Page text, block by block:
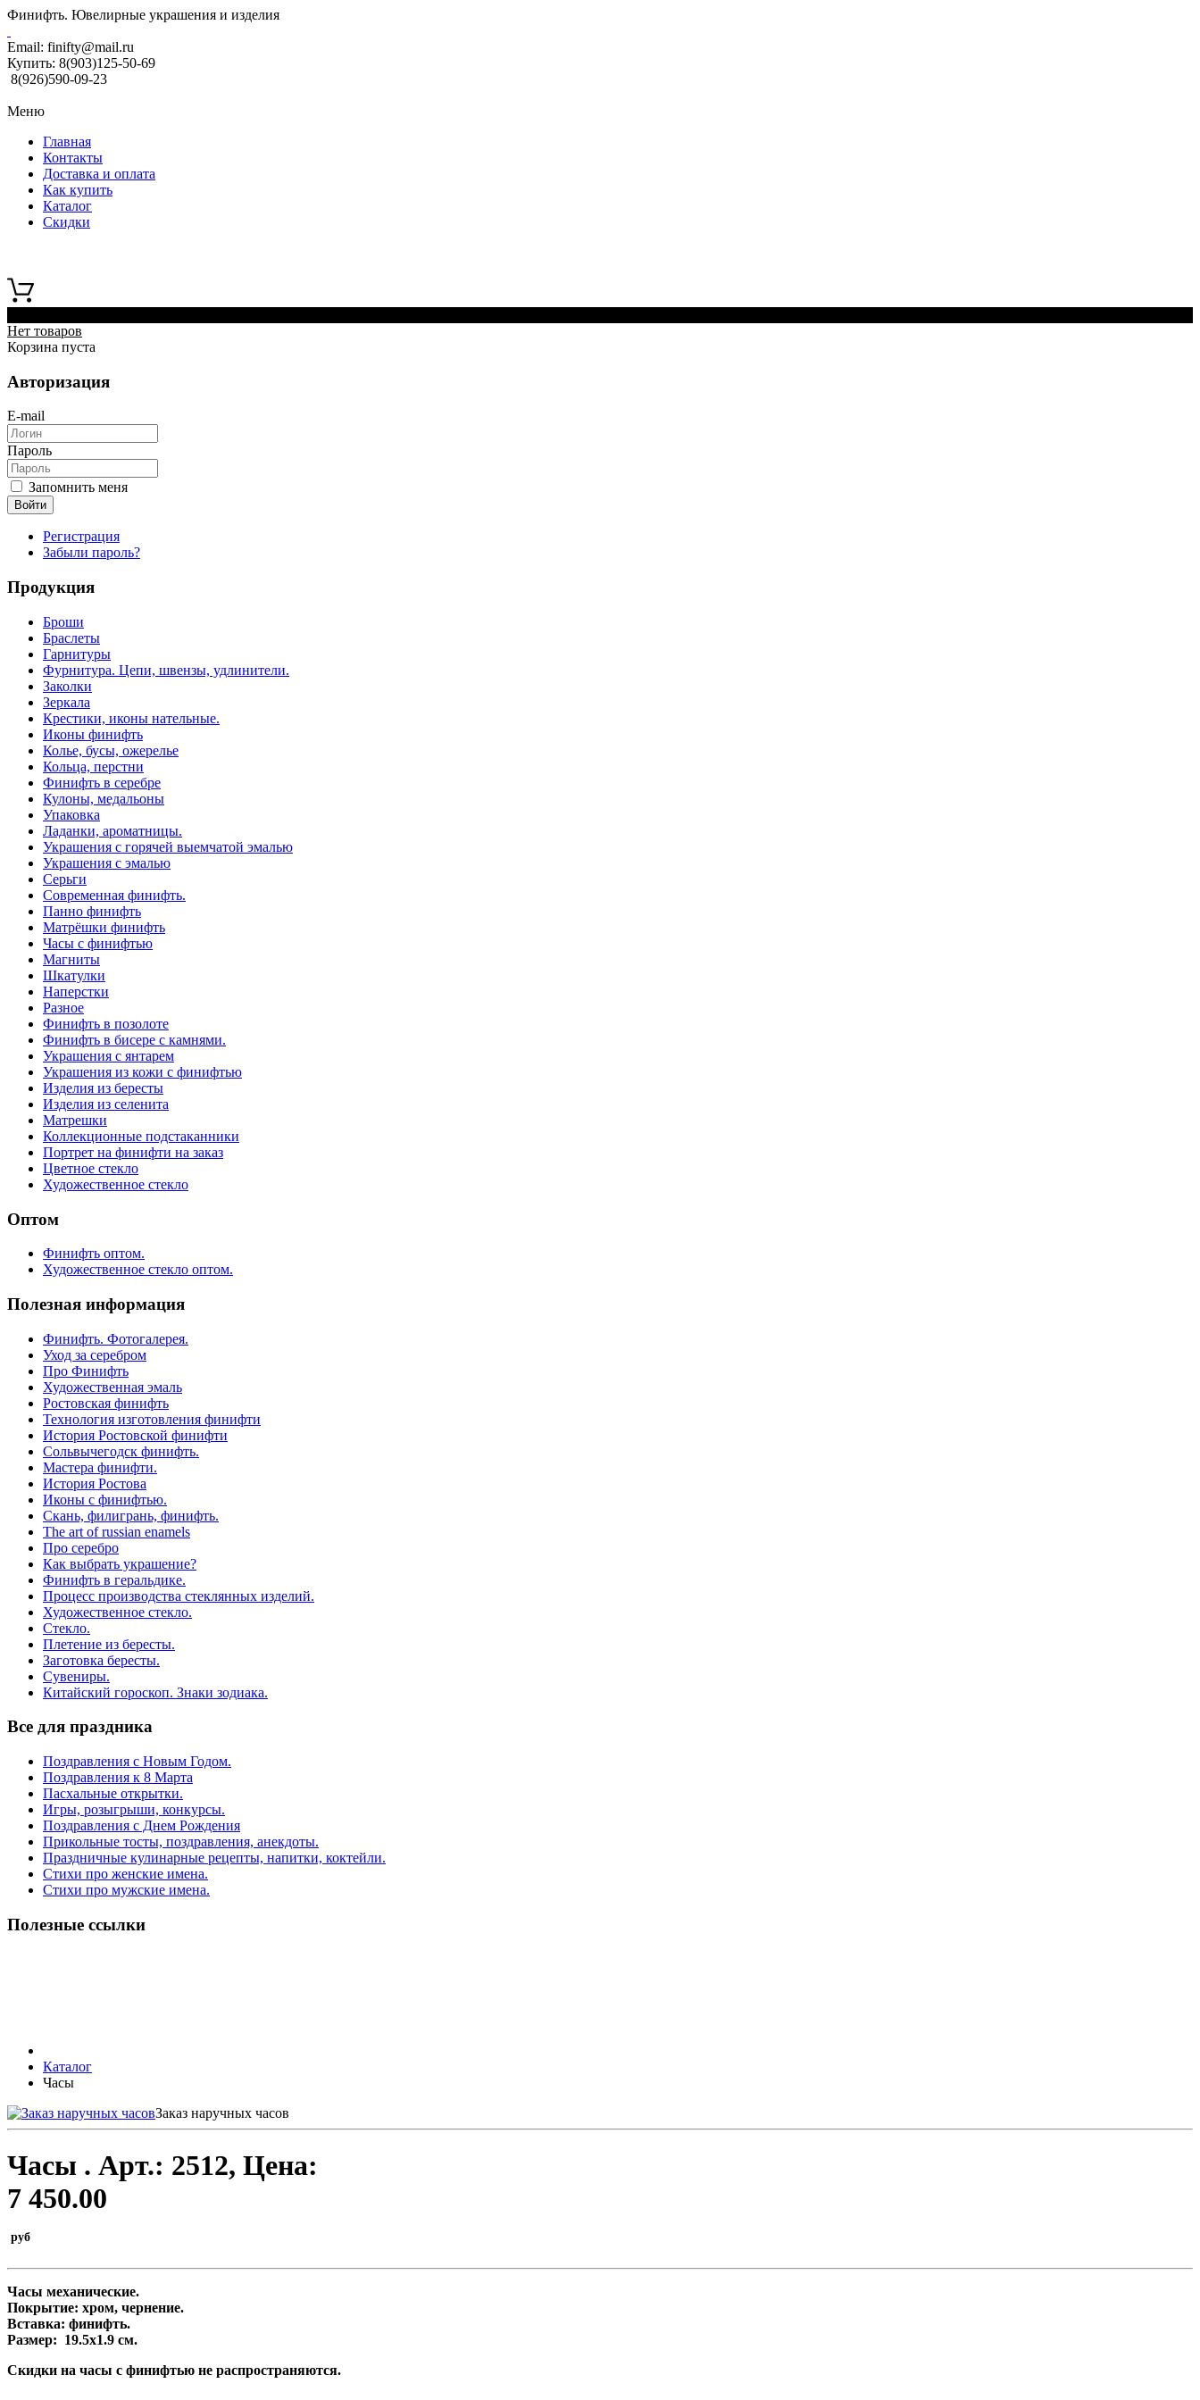
Финифть. Ювелирные украшения и изделия
Email: finifty@mail.ru
Купить: 8(903)125-50-69
8(926)590-09-23
Меню
Главная
Контакты
Доставка и оплата
Как купить
Каталог
Скидки
Нет товаров
Корзина пуста
Авторизация
E-mail
Пароль
Запомнить меня
Войти
Регистрация
Забыли пароль?
Продукция
Броши
Браслеты
Гарнитуры
Фурнитура. Цепи, швензы, удлинители.
Заколки
Зеркала
Крестики, иконы нательные.
Иконы финифть
Колье, бусы, ожерелье
Кольца, перстни
Финифть в серебре
Кулоны, медальоны
Упаковка
Ладанки, ароматницы.
Украшения с горячей выемчатой эмалью
Украшения с эмалью
Серьги
Современная финифть.
Панно финифть
Матрёшки финифть
Часы с финифтью
Магниты
Шкатулки
Наперстки
Разное
Финифть в позолоте
Финифть в бисере с камнями.
Украшения с янтарем
Украшения из кожи с финифтью
Изделия из бересты
Изделия из селенита
Матрешки
Коллекционные подстаканники
Портрет на финифти на заказ
Цветное стекло
Художественное стекло
Оптом
Финифть оптом.
Художественное стекло оптом.
Полезная информация
Финифть. Фотогалерея.
Уход за серебром
Про Финифть
Художественная эмаль
Ростовская финифть
Технология изготовления финифти
История Ростовской финифти
Сольвычегодск финифть.
Мастера финифти.
История Ростова
Иконы с финифтью.
Скань, филигрань, финифть.
The art of russian enamels
Про серебро
Как выбрать украшение?
Финифть в геральдике.
Процесс производства стеклянных изделий.
Художественное стекло.
Стекло.
Плетение из бересты.
Заготовка бересты.
Сувениры.
Китайский гороскоп. Знаки зодиака.
Все для праздника
Поздравления с Новым Годом.
Поздравления к 8 Марта
Пасхальные открытки.
Игры, розыгрыши, конкурсы.
Поздравления с Днем Рождения
Прикольные тосты, поздравления, анекдоты.
Праздничные кулинарные рецепты, напитки, коктейли.
Стихи про женские имена.
Стихи про мужские имена.
Полезные ссылки
Каталог
Часы
Заказ наручных часов
Часы . Арт.: 2512, Цена:
7 450.00
руб
Часы механические.
Покрытие: хром, чернение.
Вставка: финифть.
Размер: 19.5х1.9 см.
Скидки на часы с финифтью не распространяются.